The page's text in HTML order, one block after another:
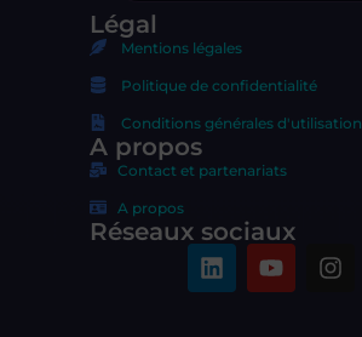
Légal
Mentions légales
Politique de confidentialité
Conditions générales d'utilisation
A propos
Contact et partenariats
A propos
Réseaux sociaux